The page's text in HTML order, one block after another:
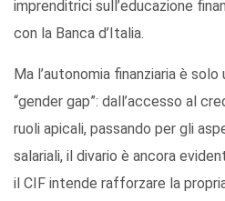
imprenditrici sull’educazione
con la Banca d’Italia.
Ma l’autonomia finanziaria è
“gender gap”: dall’accesso al
ruoli apicali, passando per gli
salariali, il divario è ancora
il CIF intende rafforzare la